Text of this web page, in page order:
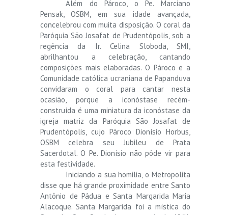
Além do Pároco, o Pe. Marciano
Pensak, OSBM, em sua idade avançada,
concelebrou com muita disposição. O coral da
Paróquia São Josafat de Prudentópolis, sob a
regência da Ir. Celina Sloboda, SMI,
abrilhantou a celebração, cantando
composições mais elaboradas. O Pároco e a
Comunidade católica ucraniana de Papanduva
convidaram o coral para cantar nesta
ocasião, porque a iconóstase recém-
construída é uma miniatura da iconóstase da
igreja matriz da Paróquia São Josafat de
Prudentópolis, cujo Pároco Dionísio Horbus,
OSBM celebra seu Jubileu de Prata
Sacerdotal. O Pe. Dionísio não pôde vir para
esta festividade.
Iniciando a sua homilia, o Metropolita
disse que há grande proximidade entre Santo
Antônio de Pádua e Santa Margarida Maria
Alacoque. Santa Margarida foi a mística do